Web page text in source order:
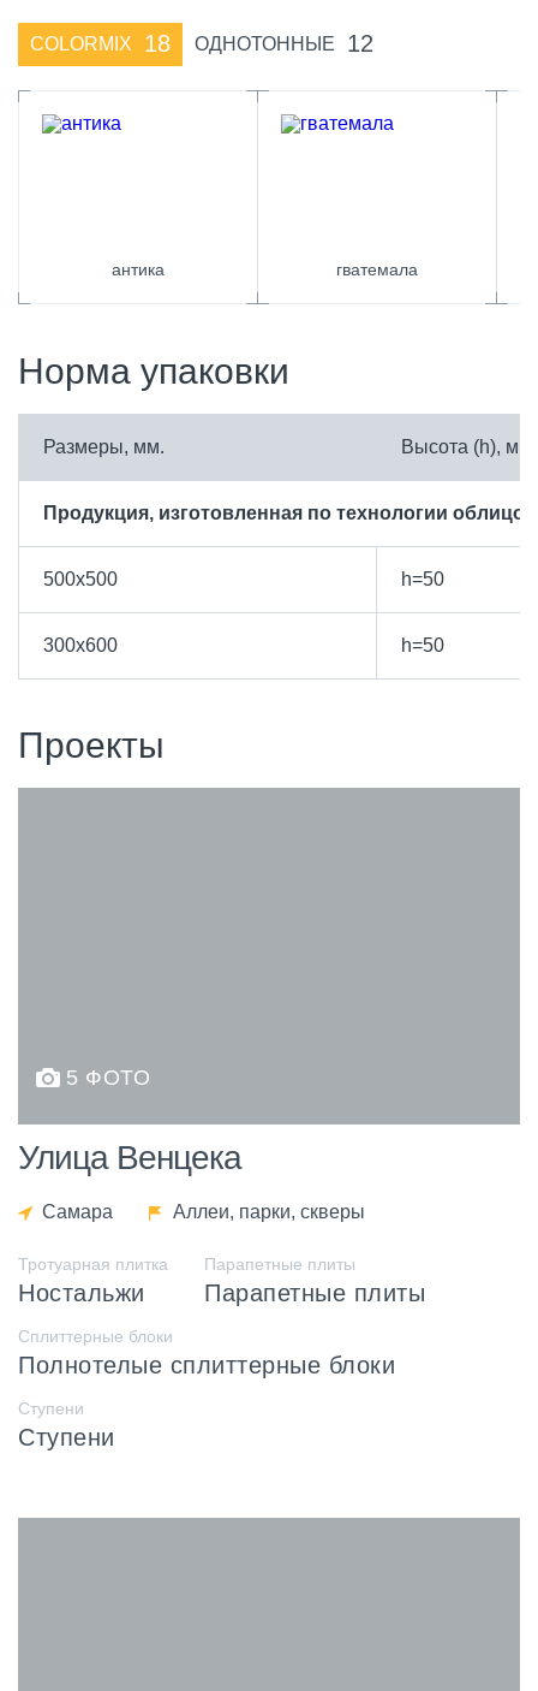
COLORMIX 18 ОДНОТОННЫЕ 12
антика гватемала
Норма упаковки
Размеры, мм. Высота (h), мм
Продукция, изготовленная по технологии
500х500 h=50
300х600 h=50
Проекты
5 ФОТО
Улица Венцека
Самара Аллеи, парки, скверы
Тротуарная плитка
Ностальжи
Парапетные плиты
Парапетные плиты
Сплиттерные блоки
Полнотелые сплиттерные блоки
Ступени
Ступени